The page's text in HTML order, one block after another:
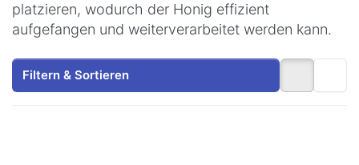
platzieren, wodurch der Honig effizient
aufgefangen und weiterverarbeitet werden kann.
Filtern & Sortieren